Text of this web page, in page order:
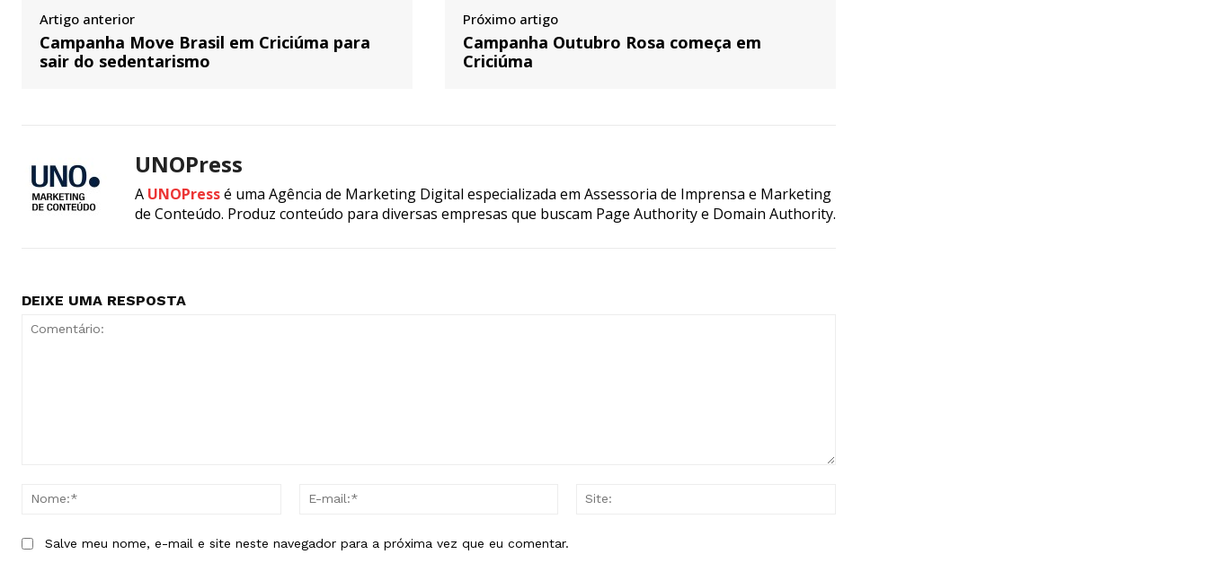
Artigo anterior
Campanha Move Brasil em Criciúma para
sair do sedentarismo
Próximo artigo
Campanha Outubro Rosa começa em
Criciúma
UNOPress
A UNOPressé uma Agência de Marketing Digital especializada em Assessoria de Imprensa e Marketing
de Conteúdo. Produz conteúdo para diversas empresas que buscam Page Authority e Domain Authority.
DEIXE UMA RESPOSTA
Nome:*
Salve meu nome, e-mail e site neste navegador para a próxima vez que eu comentar.